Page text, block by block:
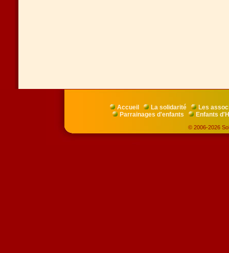
Accueil La solidarité
Les
Parrainages d'enfants
Enfants
© 2006-2026